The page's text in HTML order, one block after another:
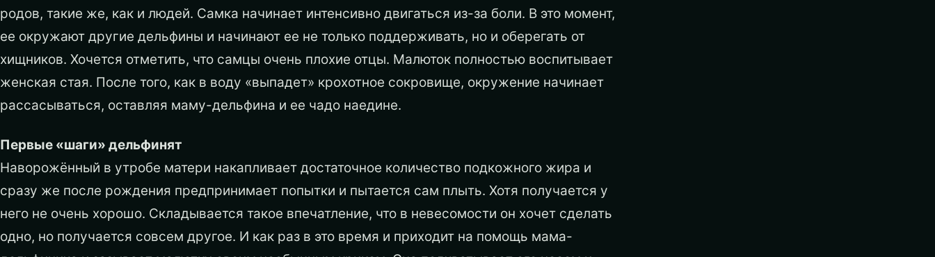
родов, такие же, как и людей. Самка начинает интенсивно двигаться из-за боли. В это момент,
ее окружают другие дельфины и начинают ее не только поддерживать, но и оберегать от
хищников. Хочется отметить, что самцы очень плохие отцы. Малюток полностью воспитывает
женская стая. После того, как в воду «выпадет» крохотное сокровище, окружение начинает
рассасываться, оставляя маму-дельфина и ее чадо наедине.
Первые «шаги» дельфинят
Наворожённый в утробе матери накапливает достаточное количество подкожного жира и
сразу же после рождения предпринимает попытки и пытается сам плыть. Хотя получается у
него не очень хорошо. Складывается такое впечатление, что в невесомости он хочет сделать
одно, но получается совсем другое. И как раз в это время и приходит на помощь мама-